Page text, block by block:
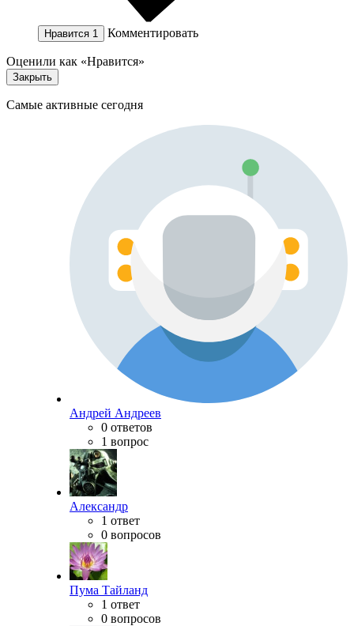
Нравится 1 Комментировать
Оценили как «Нравится»
Закрыть
Самые активные сегодня
Андрей Андреев
0 ответов
1 вопрос
Александр
1 ответ
0 вопросов
Пума Тайланд
1 ответ
0 вопросов